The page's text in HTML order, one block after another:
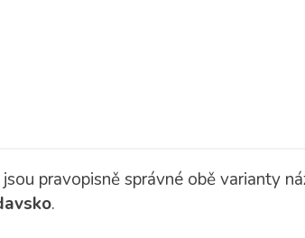
pravopisně správné obě varianty
.